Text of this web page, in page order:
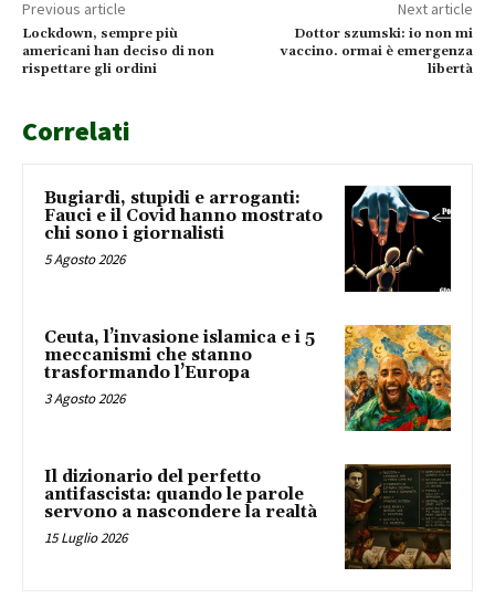
Previous article
Lockdown, sempre più
americani han deciso di non
rispettare gli ordini
Next article
Dottor szumski: io non mi
vaccino. ormai è emergenza
libertà
Correlati
Bugiardi, stupidi e arroganti:
Fauci e il Covid hanno mostrato
chi sono i giornalisti
5 Agosto 2026
Ceuta, l’invasione islamica e i 5
meccanismi che stanno
trasformando l’Europa
3 Agosto 2026
Il dizionario del perfetto
antifascista: quando le parole
servono a nascondere la realtà
15 Luglio 2026